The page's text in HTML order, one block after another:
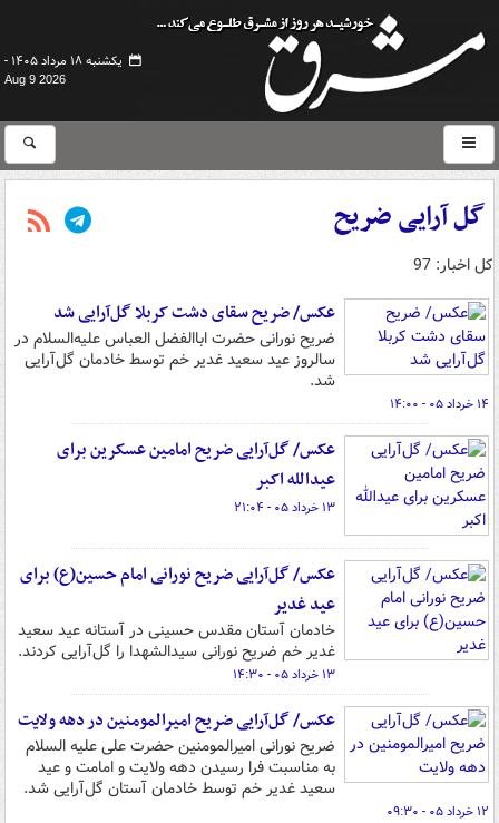
یکشنبه ۱۸ مرداد ۱۴۰۵ -
Aug 9 2026
گل آرایی ضریح
کل اخبار: 97
عکس/ ضریح سقای دشت کربلا گل‌آرایی شد
ضریح نورانی حضرت اباالفضل العباس علیه‌السلام در
سالروز عید سعید غدیر خم توسط خادمان گل‌آرایی
شد.
۱۴ خرداد ۰۵ - ۱۴:۰۰
عکس/ گل‌آرایی ضریح امامین عسکرین برای
عیدالله اکبر
۱۳ خرداد ۰۵ - ۲۱:۰۴
عکس/ گل‌آرایی ضریح نورانی امام حسین(ع) برای
عید غدیر
خادمان آستان مقدس حسینی در آستانه عید سعید
غدیر خم ضریح نورانی سیدالشهدا را گل‌آرایی کردند.
۱۳ خرداد ۰۵ - ۱۴:۳۰
عکس/ گل‌آرایی ضریح امیرالمومنین در دهه ولایت
ضریح نورانی امیرالمومنین حضرت علی علیه السلام
به مناسبت فرا رسیدن دهه ولایت و امامت و عید
سعید غدیر خم توسط خادمان آستان گل‌آرایی شد.
۱۲ خرداد ۰۵ - ۰۹:۳۰